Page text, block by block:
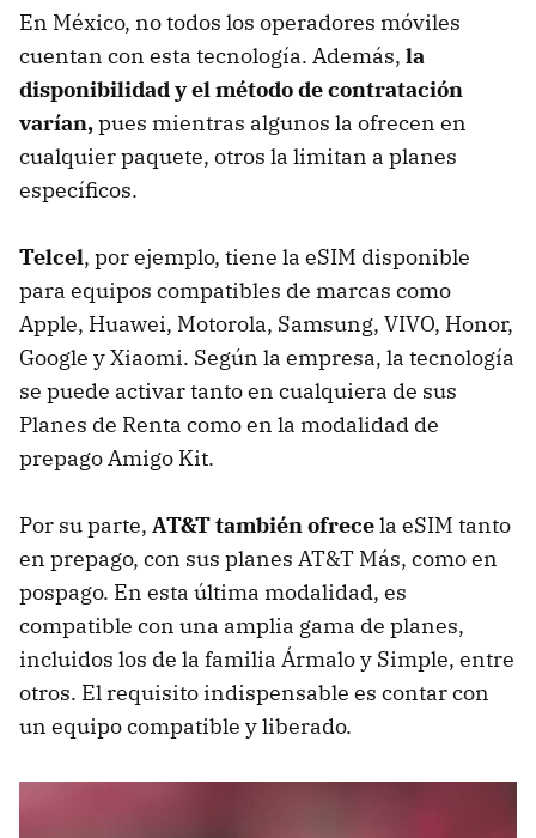
En México, no todos los operadores móviles
cuentan con esta tecnología. Además, la
disponibilidad y el método de contratación
varían,pues mientras algunos la ofrecen en
cualquier paquete, otros la limitan a planes
específicos.
Telcel, por ejemplo, tiene la eSIM disponible
para equipos compatibles de marcas como
Apple, Huawei, Motorola, Samsung, VIVO, Honor,
Google y Xiaomi. Según la empresa, la tecnología
se puede activar tanto en cualquiera de sus
Planes de Renta como en la modalidad de
prepago Amigo Kit.
Por su parte, AT&Ttambién ofrecela eSIM tanto
en prepago, con sus planes AT&T Más, como en
pospago. En esta última modalidad, es
compatible con una amplia gama de planes,
incluidos los de la familia Ármalo y Simple, entre
otros. El requisito indispensable es contar con
un equipo compatible y liberado.